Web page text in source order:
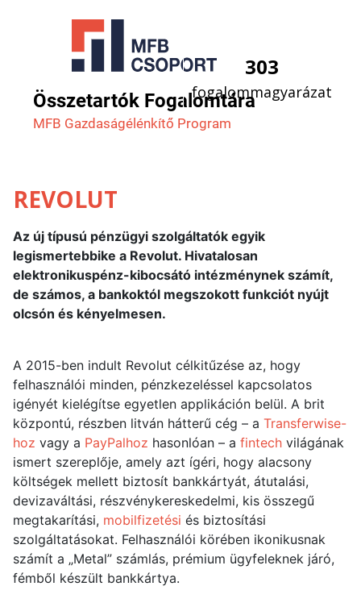
Összetartók Fogalomtára
MFB Gazdaság­élénkítő Program
303
fogalommagyarázat
REVOLUT
Az új típusú pénzügyi szolgáltatók egyik
legismertebbike a Revolut. Hivatalosan
elektronikuspénz-kibocsátó intézménynek számít,
de számos, a bankoktól megszokott funkciót nyújt
olcsón és kényelmesen.
A 2015-ben indult Revolut célkitűzése az, hogy
felhasználói minden, pénzkezeléssel kapcsolatos
igényét kielégítse egyetlen applikáción belül. A brit
központú, részben litván hátterű cég – a Transferwise-
hoz vagy a PayPalhoz hasonlóan – a fintech világának
ismert szereplője, amely azt ígéri, hogy alacsony
költségek mellett biztosít bankkártyát, átutalási,
devizaváltási, részvénykereskedelmi, kis összegű
megtakarítási, mobilfizetési és biztosítási
szolgáltatásokat. Felhasználói körében ikonikusnak
számít a „Metal” számlás, prémium ügyfeleknek járó,
fémből készült bankkártya.